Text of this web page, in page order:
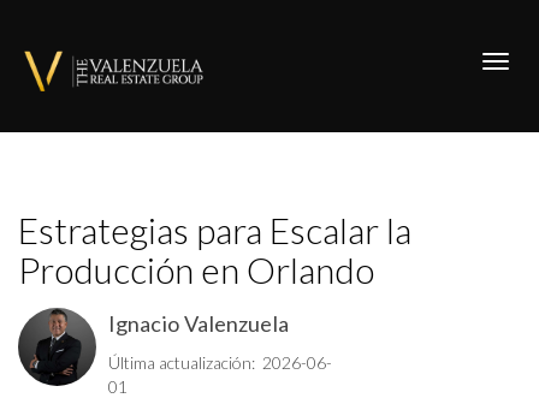
Estrategias para Escalar la
Producción en Orlando
Ignacio Valenzuela
Última actualización: 2026-06-
01